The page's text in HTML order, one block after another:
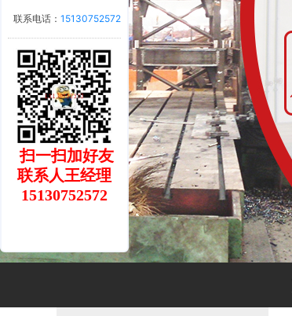
联系电话：15130752572
扫一扫加好友
联系人王经理
15130752572